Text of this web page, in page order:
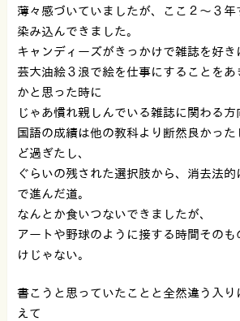
薄々感づいていましたが、ここ２〜３
染み込んできました。
キャンディーズがきっかけで雑誌を好き
芸大油絵３浪で絵を仕事にすることをあ
かと思った時に
じゃあ慣れ親しんでいる雑誌に関わる方
国語の成績は他の教科より断然良かっ
ど過ぎたし、
ぐらいの残された選択肢から、消去法
で進んだ道。
なんとか食いつないできましたが、
アートや野球のように接する時間その
けじゃない。
書こうと思っていたことと全然違う入
えて